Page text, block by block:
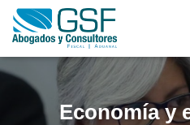
Economía y